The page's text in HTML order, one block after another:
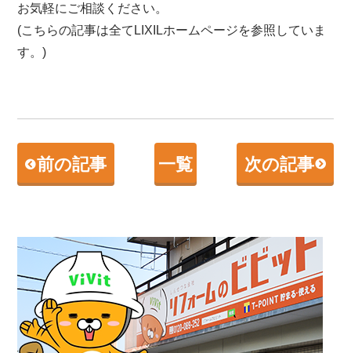
お気軽にご相談ください。
(こちらの記事は全てLIXILホームページを参照していま
す。)
前の記事 一覧 次の記事